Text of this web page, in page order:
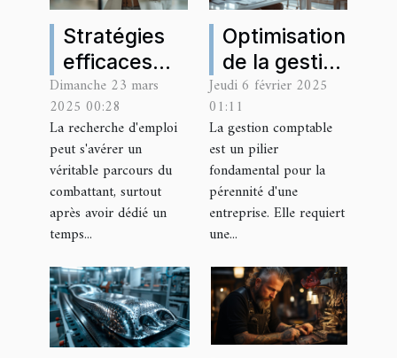
Stratégies
efficaces
pour
accélérer le
retour à
l'emploi
après une
formation
Dimanche 23 mars
2025 00:28
La recherche d'emploi
peut s'avérer un
véritable parcours du
combattant, surtout
après avoir dédié un
temps...
Optimisation
de la gestion
comptable
pour les
créateurs et
gérants
d'entreprise
Jeudi 6 février 2025
01:11
La gestion comptable
est un pilier
fondamental pour la
pérennité d'une
entreprise. Elle requiert
une...